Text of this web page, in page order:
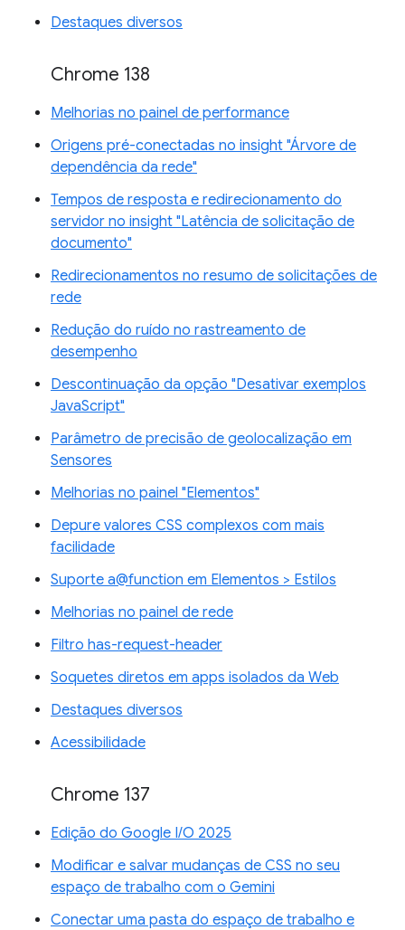
Destaques diversos
Chrome 138
Melhorias no painel de performance
Origens pré-conectadas no insight "Árvore de
dependência da rede"
Tempos de resposta e redirecionamento do
servidor no insight "Latência de solicitação de
documento"
Redirecionamentos no resumo de solicitações de
rede
Redução do ruído no rastreamento de
desempenho
Descontinuação da opção "Desativar exemplos
JavaScript"
Parâmetro de precisão de geolocalização em
Sensores
Melhorias no painel "Elementos"
Depure valores CSS complexos com mais
facilidade
Suporte a@function em Elementos > Estilos
Melhorias no painel de rede
Filtro has-request-header
Soquetes diretos em apps isolados da Web
Destaques diversos
Acessibilidade
Chrome 137
Edição do Google I/O 2025
Modificar e salvar mudanças de CSS no seu
espaço de trabalho com o Gemini
Conectar uma pasta do espaço de trabalho e